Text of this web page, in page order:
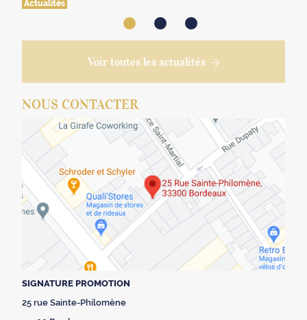
Actualités
Voir toutes les actualités
NOUS CONTACTER
SIGNATURE PROMOTION
25 rue Sainte-Philomène